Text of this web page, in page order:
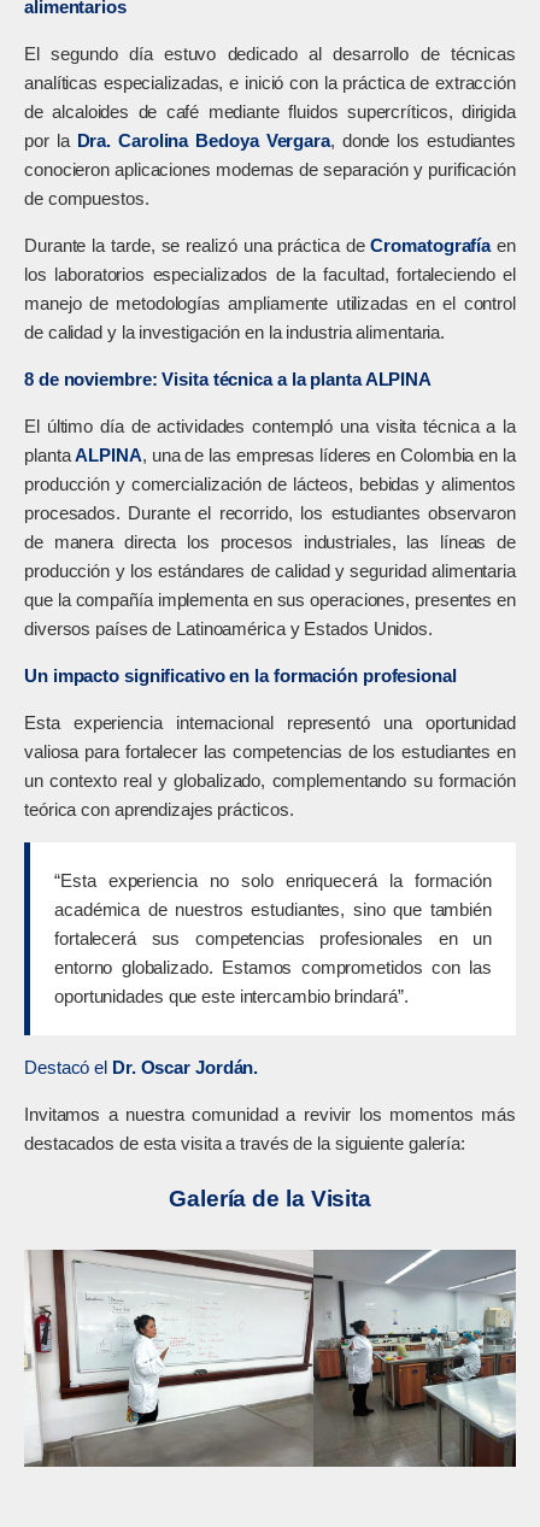
alimentarios
El segundo día estuvo dedicado al desarrollo de técnicas
analíticas especializadas, e inició con la práctica de extracción
de alcaloides de café mediante fluidos supercríticos, dirigida
por la Dra. Carolina Bedoya Vergara, donde los estudiantes
conocieron aplicaciones modernas de separación y purificación
de compuestos.
Durante la tarde, se realizó una práctica deCromatografíaen
los laboratorios especializados de la facultad, fortaleciendo el
manejo de metodologías ampliamente utilizadas en el control
de calidad y la investigación en la industria alimentaria.
8 de noviembre: Visita técnica a la planta ALPINA
El último día de actividades contempló una visita técnica a la
plantaALPINA, una de las empresas líderes en Colombia en la
producción y comercialización de lácteos, bebidas y alimentos
procesados. Durante el recorrido, los estudiantes observaron
de manera directa los procesos industriales, las líneas de
producción y los estándares de calidad y seguridad alimentaria
que la compañía implementa en sus operaciones, presentes en
diversos países de Latinoamérica y Estados Unidos.
Un impacto significativo en la formación profesional
Esta experiencia internacional representó una oportunidad
valiosa para fortalecer las competencias de los estudiantes en
un contexto real y globalizado, complementando su formación
teórica con aprendizajes prácticos.
“Esta experiencia no solo enriquecerá la formación
académica de nuestros estudiantes, sino que también
fortalecerá sus competencias profesionales en un
entorno globalizado. Estamos comprometidos con las
oportunidades que este intercambio brindará”.
Destacó el Dr. Oscar Jordán.
Invitamos a nuestra comunidad a revivir los momentos más
destacados de esta visita a través de la siguiente galería:
Galería de la Visita